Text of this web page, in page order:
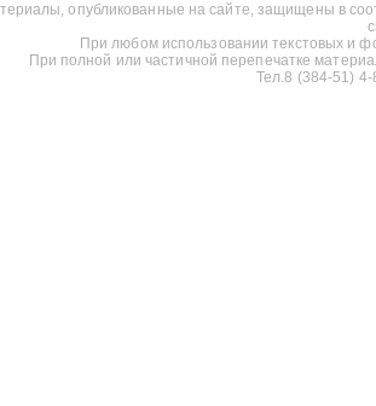
опубликованные на сайте, защищены в
При любом использовании текстовых и
При полной или частичной перепечатке
Тел.8 (384-51)